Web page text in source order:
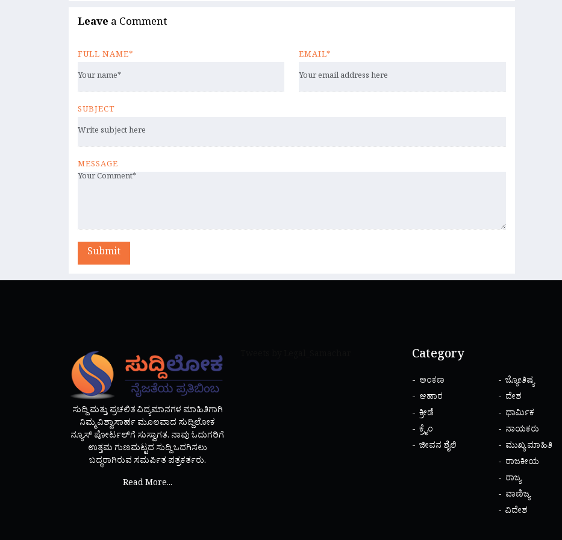
Leave a Comment
FULL NAME* EMAIL*
SUBJECT
MESSAGE
Submit
ಸುದ್ದಿ ಮತ್ತು ಪ್ರಚಲಿತ ವಿದ್ಯಮಾನಗಳ ಮಾಹಿತಿಗಾಗಿ
ನಿಮ್ಮ ವಿಶ್ವಾಸಾರ್ಹ ಮೂಲವಾದ ಸುದ್ದಿಲೋಕ
ನ್ಯೂಸ್ ಪೋರ್ಟಲ್‌ಗೆ ಸುಸ್ವಾಗತ. ನಾವು ಓದುಗರಿಗೆ
ಉತ್ತಮ ಗುಣಮಟ್ಟದ ಸುದ್ದಿ ಒದಗಿಸಲು
ಬದ್ಧರಾಗಿರುವ ಸಮರ್ಪಿತ ಪತ್ರಕರ್ತರು.
Read More...
Category
ಅಂಕಣ
ಆಹಾರ
ಕ್ರೀಡೆ
ಕ್ರೈಂ
ಜೀವನ ಶೈಲಿ
ಜ್ಯೋತಿಷ್ಯ
ದೇಶ
ಧಾರ್ಮಿಕ
ನಾಯಕರು
ಮುಖ್ಯ ಮಾಹಿತಿ
ರಾಜಕೀಯ
ರಾಜ್ಯ
ವಾಣಿಜ್ಯ
ವಿದೇಶ